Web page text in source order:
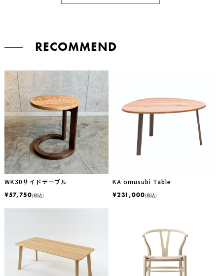
RECOMMEND
WK30サイドテーブル
¥57,750(税込)
KA omusubi Table
¥231,000(税込)